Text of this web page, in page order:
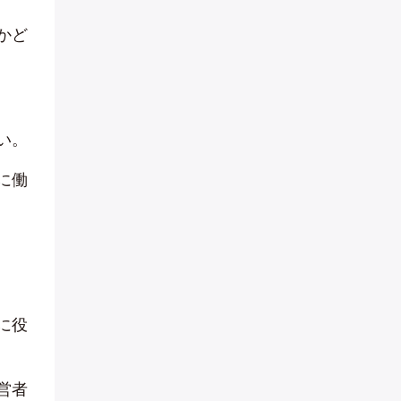
ど
働
役
者